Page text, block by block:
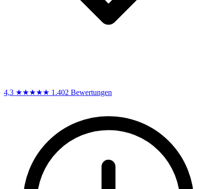
4,3 ★★★★★ 1.402 Bewertungen